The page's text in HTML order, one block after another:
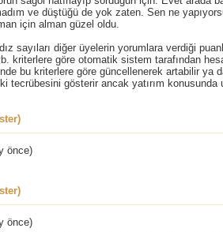
ve düştüğü de yok zaten. Sen ne
için alman güzel oldu.
sayıları diğer üyelerin yorumlara verdiği
kriterlere göre otomatik sistem tarafından
bu kriterlere göre güncellenerek artabilir ya
tecrübesini gösterir ancak yatırım konusunda
önce)
önce)